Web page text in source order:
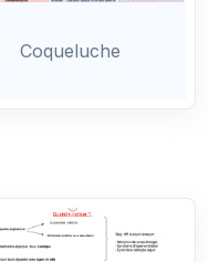
Coqueluche